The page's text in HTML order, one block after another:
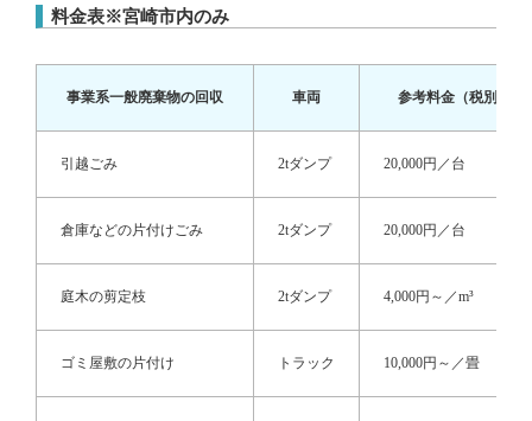
料金表※宮崎市内のみ
事業系一般廃棄物の回収 車両 参考料金（税別）
引越ごみ 2tダンプ 20,000円／台
倉庫などの片付けごみ 2tダンプ 20,000円／台
庭木の剪定枝 2tダンプ 4,000円～／m³
ゴミ屋敷の片付け トラック 10,000円～／畳